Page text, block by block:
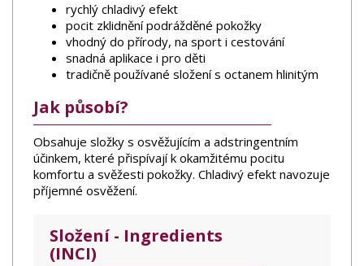
rychlý chladivý efekt
pocit zklidnění podrážděné pokožky
vhodný do přírody, na sport i cestování
snadná aplikace i pro děti
tradičně používané složení s octanem hlinitým
Jak působí?
Obsahuje složky s osvěžujícím a adstringentním
účinkem, které přispívají k okamžitému pocitu
komfortu a svěžesti pokožky. Chladivý efekt navozuje
příjemné osvěžení.
Složení - Ingredients
(INCI)